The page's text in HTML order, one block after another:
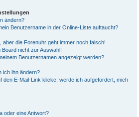
ändern?
Benutzername in der Online-Liste auftaucht?
aber die Forenuhr geht immer noch falsch!
nicht zur Auswahl!
Benutzernamen angezeigt werden?
ich ihn ändern?
den E-Mail-Link klicke, werde ich aufgefordert, mich
oder eine Antwort?